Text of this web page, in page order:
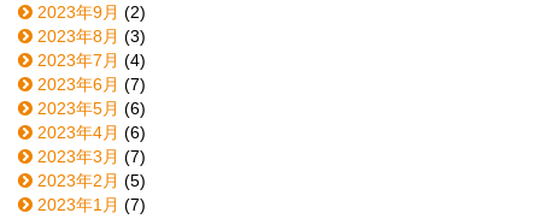
2023年9月 (2)
2023年8月 (3)
2023年7月 (4)
2023年6月 (7)
2023年5月 (6)
2023年4月 (6)
2023年3月 (7)
2023年2月 (5)
2023年1月 (7)